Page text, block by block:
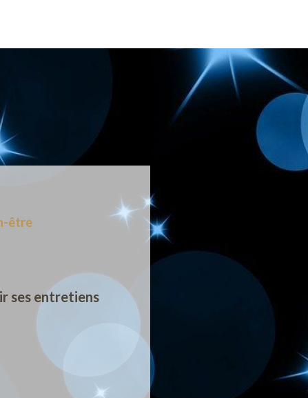
être
ses entretiens